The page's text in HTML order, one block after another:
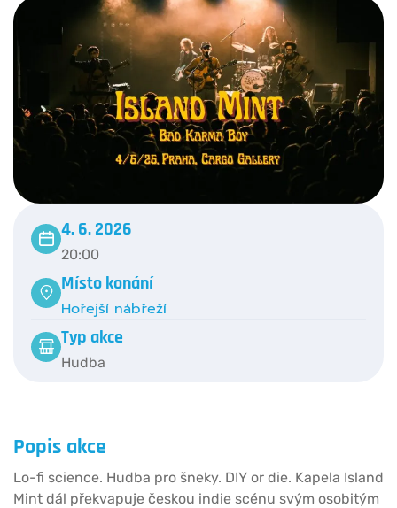
4. 6. 2026
20:00
Místo konání
Hořejší nábřeží
Typ akce
Hudba
Popis akce
Lo-fi science. Hudba pro šneky. DIY or die. Kapela Island
Mint dál překvapuje českou indie scénu svým osobitým